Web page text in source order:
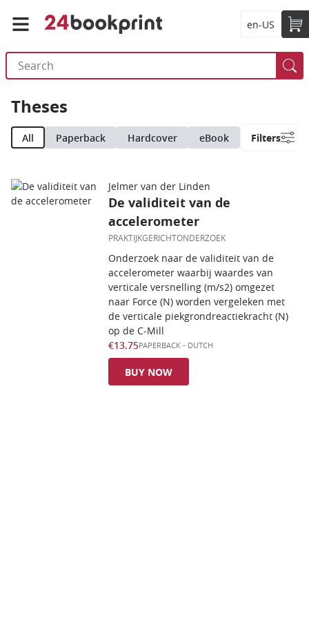
en-US
Theses
All Paperback Hardcover eBook Filters
Jelmer van der Linden
De validiteit van de
accelerometer
PRAKTIJKGERICHTONDERZOEK
Onderzoek naar de validiteit van de
accelerometer waarbij waardes van
verticale versnelling (m/s2) omgezet
naar Force (N) worden vergeleken met
de verticale piekgrondreactiekracht (N)
op de C-Mill
€13.75PAPERBACK - DUTCH
BUY NOW